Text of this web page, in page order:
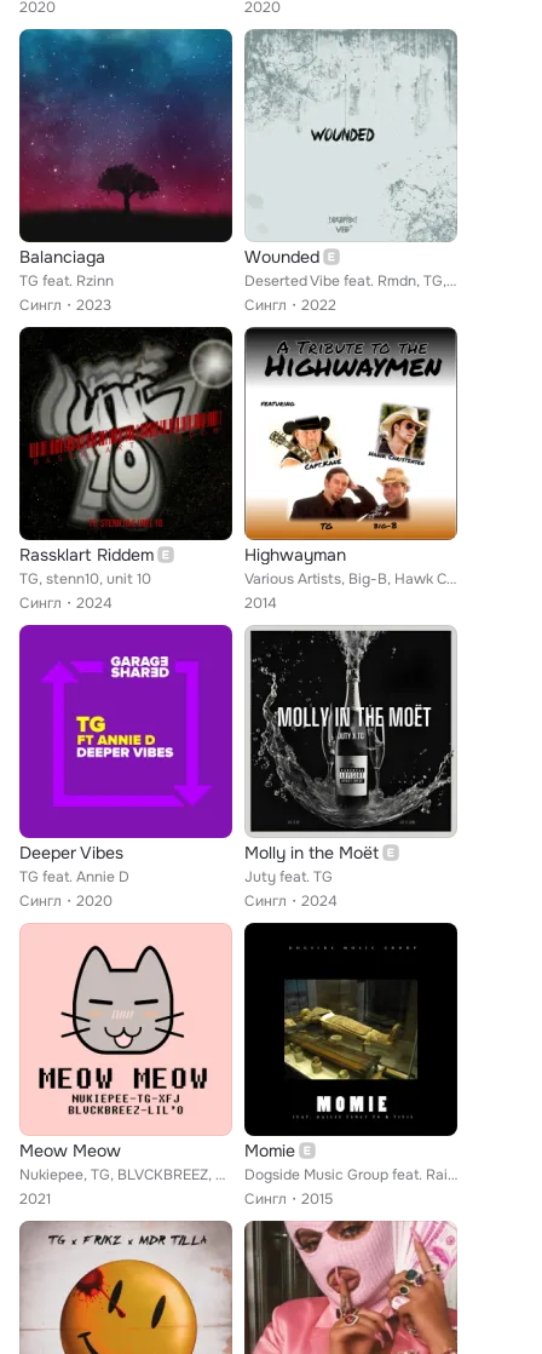
2020 2020
Balanciaga
TG feat. Rzinn
Сингл
2023
Wounded
Deserted Vibe feat. Rmdn, TG, Honkshit
Сингл
2022
Rassklart Riddem
TG, stenn10, unit 10
Сингл
2024
Highwayman
Various Artists, Big-B, Hawk Cristensen, Capt. Kane, TG
2014
Deeper Vibes
TG feat. Annie D
Сингл
2020
Molly in the Moët
Juty feat. TG
Сингл
2024
Meow Meow
Nukiepee, TG, BLVCKBREEZ, XFJ, LIL O
2021
Momie
Dogside Music Group feat. Railfé, TG, Tency & Titis
Сингл
2015